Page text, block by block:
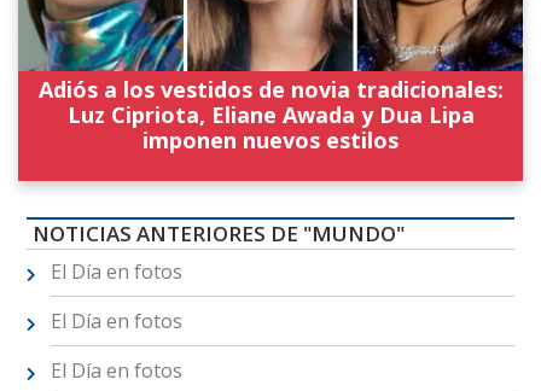
Adiós a los vestidos de novia tradicionales:
Luz Cipriota, Eliane Awada y Dua Lipa
imponen nuevos estilos
NOTICIAS ANTERIORES DE "MUNDO"
El Día en fotos
El Día en fotos
El Día en fotos